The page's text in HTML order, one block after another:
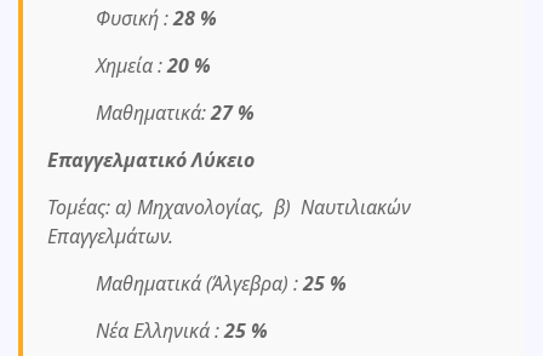
Φυσική :28 %
Χημεία :20 %
Μαθηματικά:27 %
Επαγγελματικό Λύκειο
Τομέας: α) Μηχανολογίας, β) Ναυτιλιακών
Επαγγελμάτων.
Μαθηματικά (Άλγεβρα) :25 %
Νέα Ελληνικά :25 %